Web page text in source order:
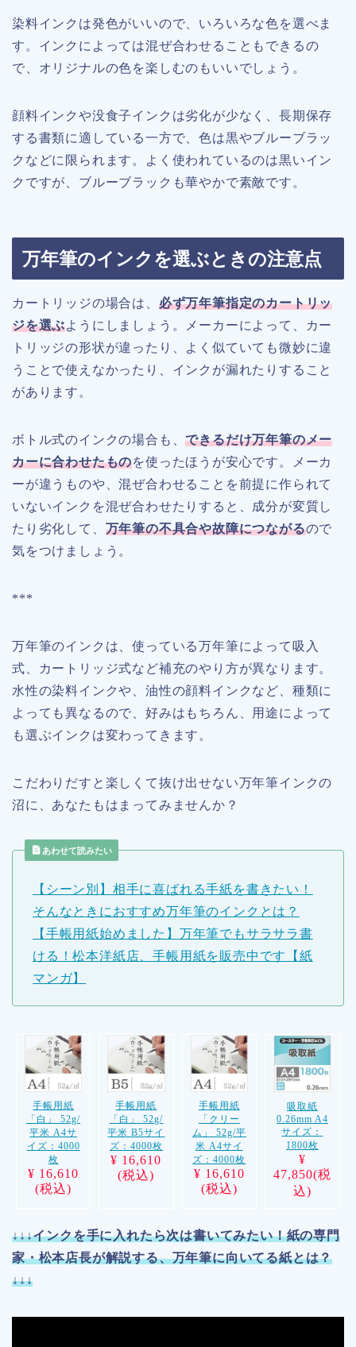
染料インクは発色がいいので、いろいろな色を選べま
す。インクによっては混ぜ合わせることもできるの
で、オリジナルの色を楽しむのもいいでしょう。
顔料インクや没食子インクは劣化が少なく、長期保存
する書類に適している一方で、色は黒やブルーブラッ
クなどに限られます。よく使われているのは黒いイン
クですが、ブルーブラックも華やかで素敵です。
万年筆のインクを選ぶときの注意点
カートリッジの場合は、 必ず万年筆指定のカートリッ
ジを選ぶようにしましょう。メーカーによって、カー
トリッジの形状が違ったり、よく似ていても微妙に違
うことで使えなかったり、インクが漏れたりすること
があります。
ボトル式のインクの場合も、できるだけ万年筆のメー
カーに合わせたものを使ったほうが安心です。メーカ
ーが違うものや、混ぜ合わせることを前提に作られて
いないインクを混ぜ合わせたりすると、成分が変質し
たり劣化して、 万年筆の不具合や故障につながるので
気をつけましょう。
***
万年筆のインクは、使っている万年筆によって吸入
式、カートリッジ式など補充のやり方が異なります。
水性の染料インクや、油性の顔料インクなど、種類に
よっても異なるので、好みはもちろん、用途によって
も選ぶインクは変わってきます。
こだわりだすと楽しくて抜け出せない万年筆インクの
沼に、あなたもはまってみませんか？
あわせて読みたい
【シーン別】相手に喜ばれる手紙を書きたい！
そんなときにおすすめ万年筆のインクとは？
【手帳用紙始めました】万年筆でもサラサラ書
ける！松本洋紙店、手帳用紙を販売中です【紙
マンガ】
手帳用紙
「白」 52g/
平米 A4サ
イズ：4000
枚
¥ 16,610
(税込)
手帳用紙
「白」 52g/
平米 B5サイ
ズ：4000枚
¥ 16,610
(税込)
手帳用紙
「クリー
ム」 52g/平
米 A4サイ
ズ：4000枚
¥ 16,610
(税込)
吸取紙
0.26mm A4
サイズ：
1800枚
¥
47,850(税
込)
↓↓↓インクを手に入れたら次は書いてみたい！紙の専門
家・松本店長が解説する、万年筆に向いてる紙とは？
↓↓↓